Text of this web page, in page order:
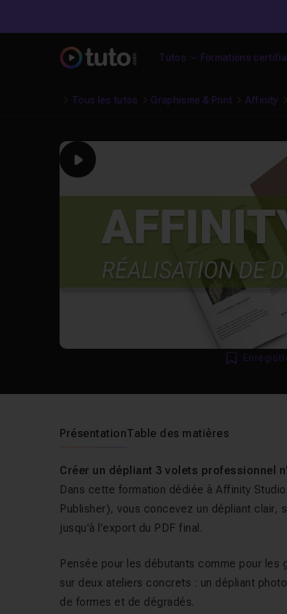
Tutos Formations
Tous les tutos Graphisme & Print Affinity
Play
PrésentationTable des matières
Créer un dépliant 3 volets professionnel
Dans cette formation dédiée à Affinity
Publisher), vous concevez un dépliant
jusqu'à l'export du PDF final.
Pensée pour les débutants comme pour
sur deux ateliers concrets : un dépliant
de formes et de dégradés.